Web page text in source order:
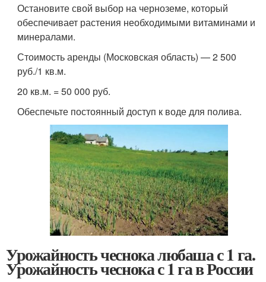
Остановите свой выбор на черноземе, который
обеспечивает растения необходимыми витаминами и
минералами.
Стоимость аренды (Московская область) — 2 500
руб./1 кв.м.
20 кв.м. = 50 000 руб.
Обеспечьте постоянный доступ к воде для полива.
Урожайность чеснока любаша с 1 га.
Урожайность чеснока с 1 га в России